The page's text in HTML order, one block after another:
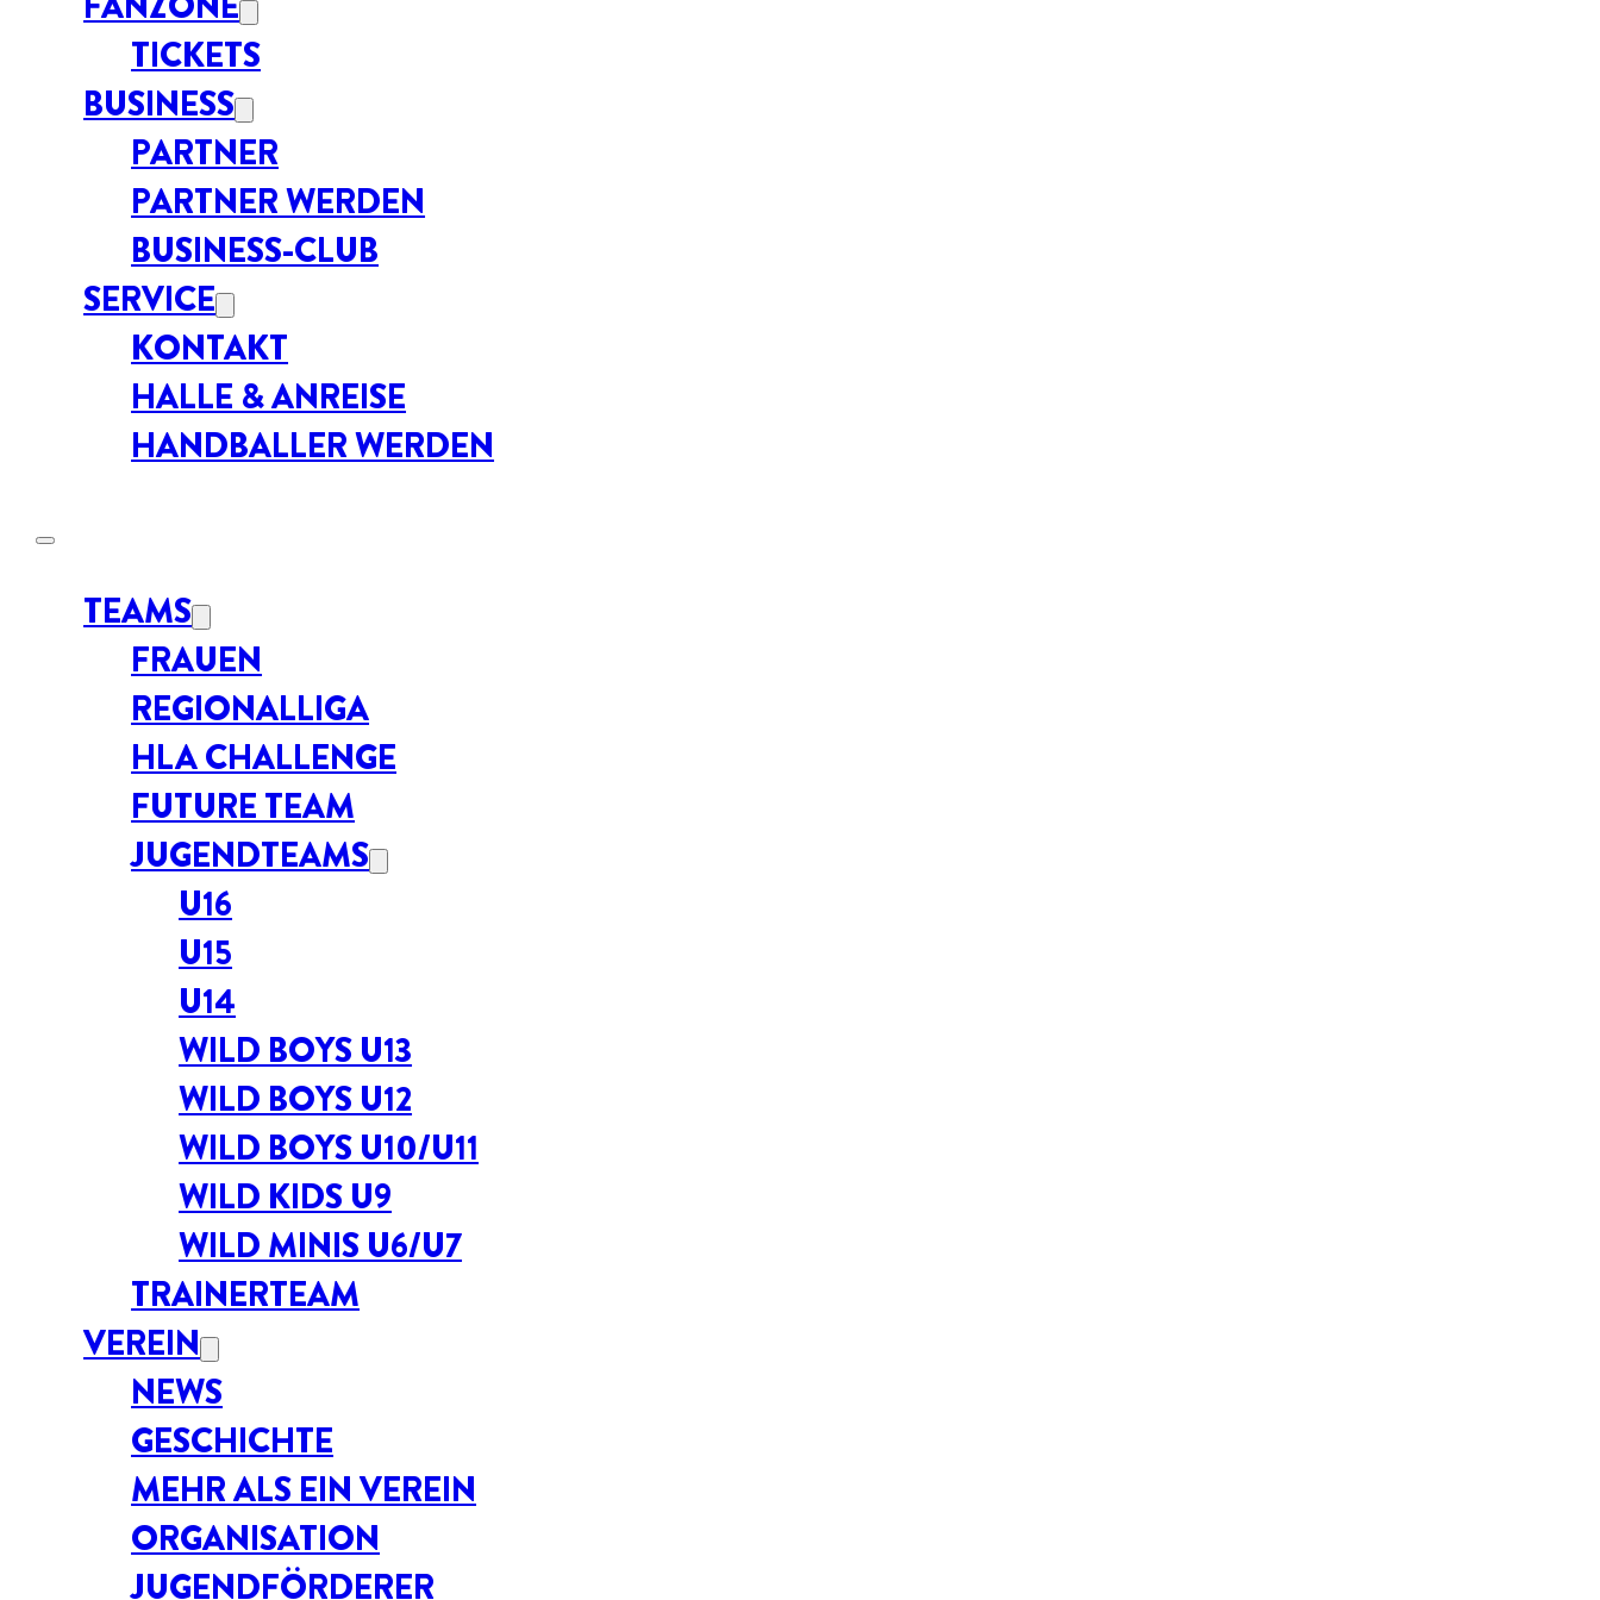
TICKETS
BUSINESS
PARTNER
PARTNER WERDEN
BUSINESS-CLUB
SERVICE
KONTAKT
HALLE & ANREISE
HANDBALLER WERDEN
TEAMS
FRAUEN
REGIONALLIGA
HLA CHALLENGE
FUTURE TEAM
JUGENDTEAMS
U16
U15
U14
WILD BOYS U13
WILD BOYS U12
WILD BOYS U10/U11
WILD KIDS U9
WILD MINIS U6/U7
TRAINERTEAM
VEREIN
NEWS
GESCHICHTE
MEHR ALS EIN VEREIN
ORGANISATION
JUGENDFÖRDERER